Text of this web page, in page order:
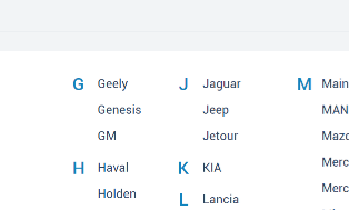
MAZDA2 Hybrid
MAZDA3(JM1-Japan Build)